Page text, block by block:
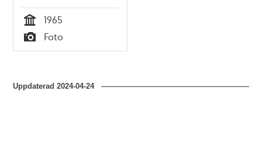
Tid
1965
Typ
Foto
Uppdaterad2024-04-24